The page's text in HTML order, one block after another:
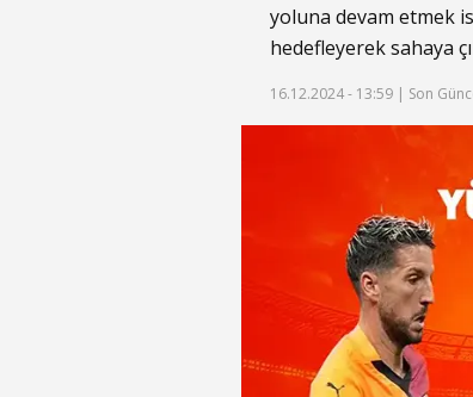
yoluna devam etmek
hedefleyerek sahaya
16.12.2024 - 13:59 | Son